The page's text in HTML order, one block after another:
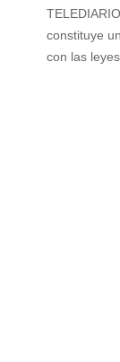
constituye
con las